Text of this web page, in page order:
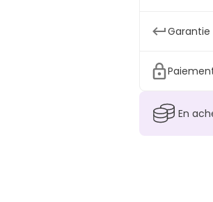
Garantie
En